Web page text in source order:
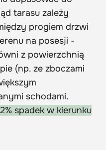
tarasu zależy
progiem drzwi
na posesji -
z powierzchnią
(np. ze zboczami
schodami.
spadek w kierunku